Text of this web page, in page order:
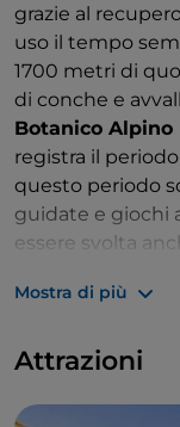
grazie al
uso il tempo
1700 metri di
di conche e
Botanico Alpino
registra il
questo periodo
guidate e giochi
essere svolta
principali
riporta il nome, e
animali sono
Mostra di più
Attrazioni